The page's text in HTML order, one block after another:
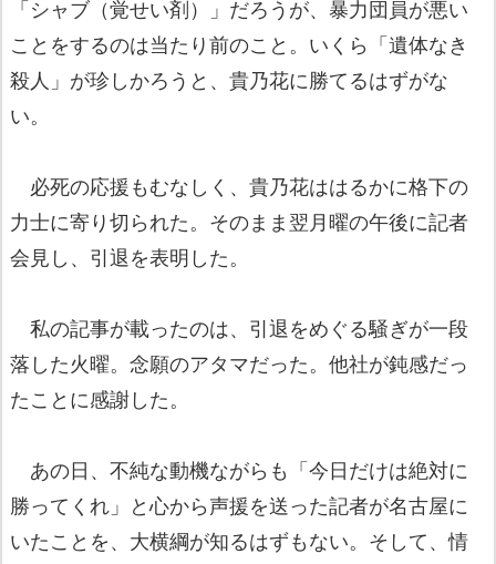
「シャブ（覚せい剤）」だろうが、暴力団員が悪い
ことをするのは当たり前のこと。いくら「遺体なき
殺人」が珍しかろうと、貴乃花に勝てるはずがな
い。
必死の応援もむなしく、貴乃花ははるかに格下の
力士に寄り切られた。そのまま翌月曜の午後に記者
会見し、引退を表明した。
私の記事が載ったのは、引退をめぐる騒ぎが一段
落した火曜。念願のアタマだった。他社が鈍感だっ
たことに感謝した。
あの日、不純な動機ながらも「今日だけは絶対に
勝ってくれ」と心から声援を送った記者が名古屋に
いたことを、大横綱が知るはずもない。そして、情